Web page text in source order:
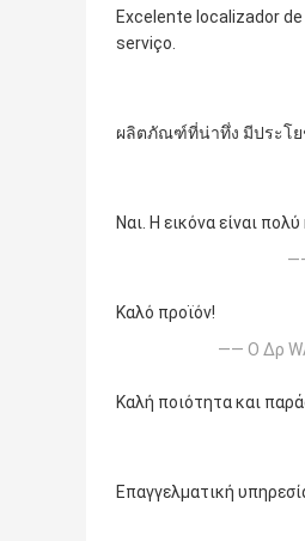
Excelente localizador
serviço.
ผลิตภัณฑ์ที่น่าทึ่ง มีประโย
Ναι. Η εικόνα είναι
Καλό προϊόν!
—— Ο Δρ
Καλή ποιότητα και
Επαγγελματική